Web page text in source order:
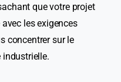
que votre projet
les exigences
concentrer sur le
industrielle.